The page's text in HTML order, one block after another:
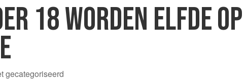
18 WORDEN ELFDE OP
gecategoriseerd